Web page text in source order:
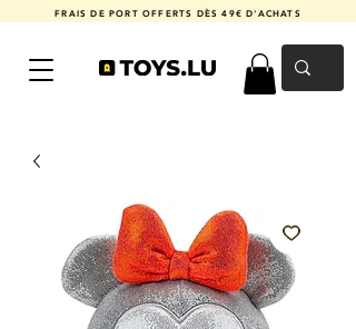
FRAIS DE PORT OFFERTS DÈS 49€ D'ACHATS